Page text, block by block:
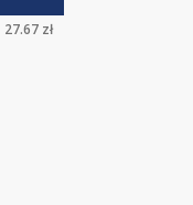
27.67 zł